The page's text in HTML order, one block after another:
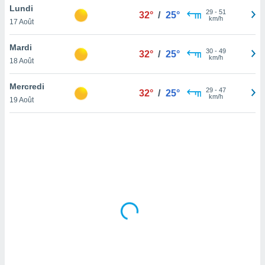
en
de
Lundi
17 Août
32° / 25° 29- 51
km/h
Mardi
18 Août
32° / 25° 30- 49
km/h
Mercredi
19 Août
32° / 25° 29- 47
km/h